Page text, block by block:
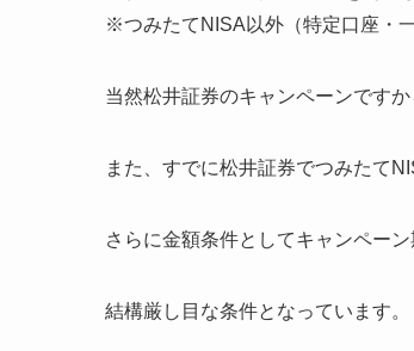
※つみたてNISA以外（特定口座・
当然松井証券のキャンペーンです
また、すでに松井証券でつみたて
さらに金額条件としてキャンペー
結構厳し目な条件となっています。